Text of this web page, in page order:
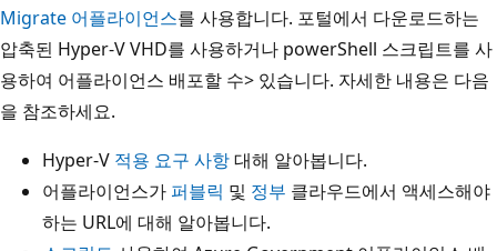
Migrate 어플라이언스를 사용합니다. 포털에서 다운로드하는
압축된 Hyper-V VHD를 사용하거나 powerShell 스크립트를 사
용하여 어플라이언스 배포할 수> 있습니다. 자세한 내용은 다음
을 참조하세요.
Hyper-V 적용 요구 사항대해 알아봅니다.
어플라이언스가 퍼블릭 및 정부 클라우드에서 액세스해야
하는 URL에 대해 알아봅니다.